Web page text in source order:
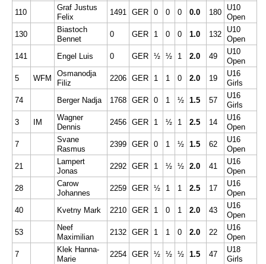
110
Graf Justus
Felix
1491 GER 0 0 0 0.0 180
U10
Open
130
Biastoch
Bennet
0 GER 1 0 0 1.0 132
U10
Open
141
Engel Luis 0 GER ½ ½ 1 2.0 49
U10
Open
5
WFM
Osmanodja
Filiz
2206 GER 1 1 0 2.0 19
U16
Girls
74
Berger Nadja 1768 GER 0 1 ½ 1.5 57
U16
Girls
3
IM
Wagner
Dennis
2456 GER 1 ½ 1 2.5 14
U16
Open
7
Svane
Rasmus
2399 GER 0 1 ½ 1.5 62
U16
Open
21
Lampert
Jonas
2292 GER 1 ½ ½ 2.0 41
U16
Open
28
Carow
Johannes
2259 GER ½ 1 1 2.5 17
U16
Open
40
Kvetny Mark 2210 GER 1 0 1 2.0 43
U16
Open
53
Neef
Maximilian
2132 GER 1 1 0 2.0 22
U16
Open
7
Klek Hanna-
Marie
2254 GER ½ ½ ½ 1.5 47
U18
Girls